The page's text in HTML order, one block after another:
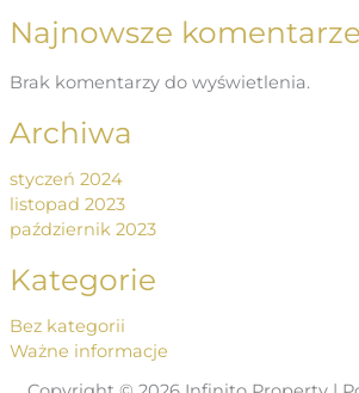
Najnowsze komentarze
Brak komentarzy do wyświetlenia.
Archiwa
styczeń 2024
listopad 2023
październik 2023
Kategorie
Bez kategorii
Ważne informacje